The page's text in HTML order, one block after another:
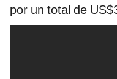
por un total de